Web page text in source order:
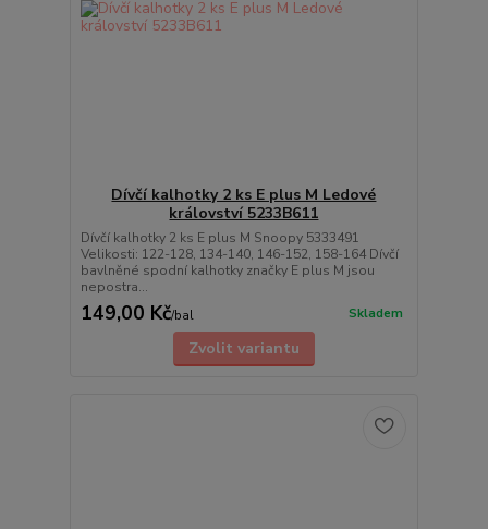
Dívčí kalhotky 2 ks E plus M Ledové
království 5233B611
Dívčí kalhotky 2 ks E plus M Snoopy 5333491
Velikosti: 122-128, 134-140, 146-152, 158-164 Dívčí
bavlněné spodní kalhotky značky E plus M jsou
nepostra...
149,00 Kč/bal Skladem
Zvolit variantu